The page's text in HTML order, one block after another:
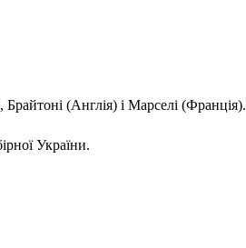
(Англія) і Марселі (Франція).
України.